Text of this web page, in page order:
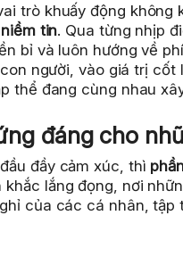
trò khuấy động không
niềm tin. Qua từng nhịp
bỉ và luôn hướng về
người, vào giá trị
thể đang cùng nhau
đáng cho
đầy cảm xúc, thì
lắng đọng, nơi
của các cá nhân,